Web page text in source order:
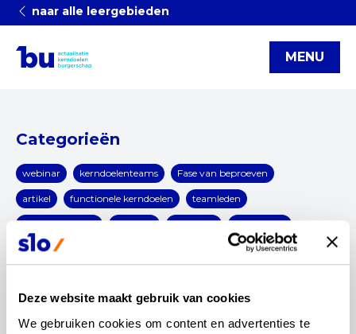
Deze website maakt gebruik van cookies
We gebruiken cookies om content en advertenties te
naar alle leergebieden
MENU
Categorieën
webinar kerndoelenteams Fase van beproeven
artikel functionele kerndoelen teamleden
procesregisseurs werving uitgeverij congressen
interview burgerschap
Updates Kerndoelen Actualisatie Nieuwsbrief
reset